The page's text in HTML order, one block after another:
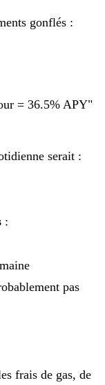
gonflés :
= 36.5% APY"
serait :
:
pas
frais de gas, de